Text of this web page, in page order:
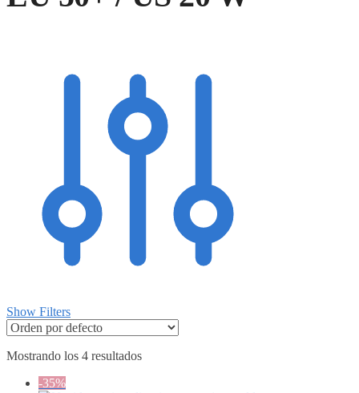
Show Filters
Mostrando los 4 resultados
-35%